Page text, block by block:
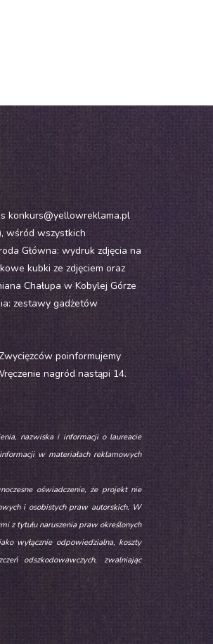
konkurs@yellowreklama.pl
wśród wszystkich
Główna: wydruk zdjęcia na
kubki ze zdjęciem oraz
Chałupa w Kobylej Górze
zestawy gadżetów
poinformujemy
nagród nastąpi 14.
nazwiska i informacji o laureacie
w materiałach reklamowych
oświadczenie, że projekt nie
i osobistych praw autorskich. W
z tytułu naruszenia praw określonych
wyłącznie odpowiedzialna, koszty
odszkodowawczych, zwalniając